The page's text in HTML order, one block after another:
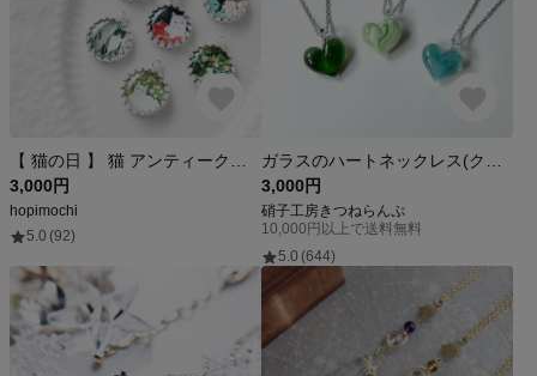
3,000円
hopimochi
5.0 (92)
3,000円
硝子工房きつねらんぷ
10,000円以上で送料無料
5.0 (644)